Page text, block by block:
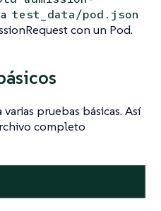
test_data/pod.json
con un Pod.
pruebas básicas. Así
completo